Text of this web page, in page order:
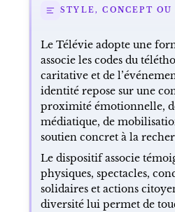
STYLE, CONCEPT
Le Télévie adopte une
associe les codes du
caritative et de
identité repose sur une
proximité émotionnelle,
médiatique, de
soutien concret à la
Le dispositif associe
physiques, spectacles,
solidaires et actions
diversité lui permet de